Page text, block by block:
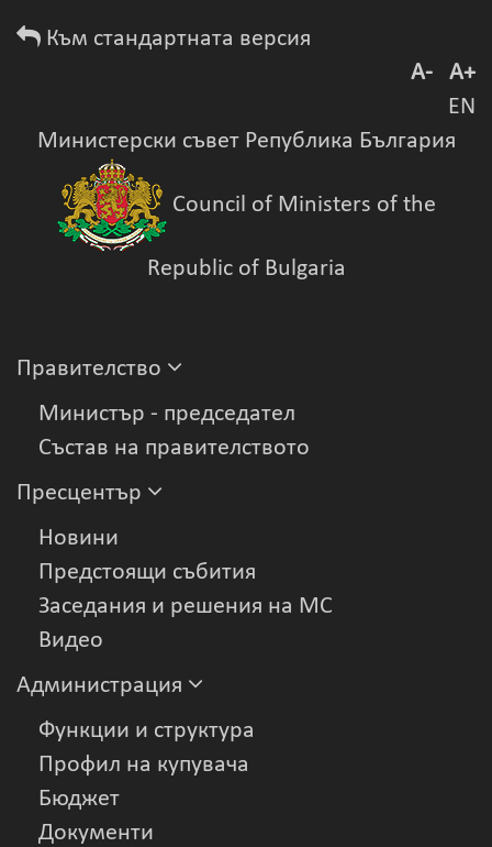
Към стандартната версия
A-
A+
EN
Министерски съвет Република България
Council of Ministers of the
Republic of Bulgaria
Правителство
Министър - председател
Състав на правителството
Пресцентър
Новини
Предстоящи събития
Заседания и решения на МС
Видеo
Администрация
Функции и структура
Профил на купувача
Бюджет
Документи